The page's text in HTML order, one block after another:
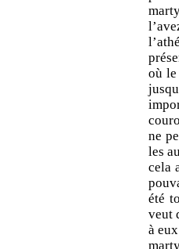
où le
ne
les
cela
été
veut
à